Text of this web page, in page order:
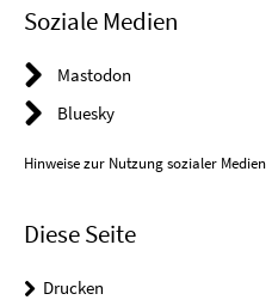
Soziale Medien
Mastodon
Bluesky
Hinweise zur Nutzung sozialer Medien
Diese Seite
Drucken